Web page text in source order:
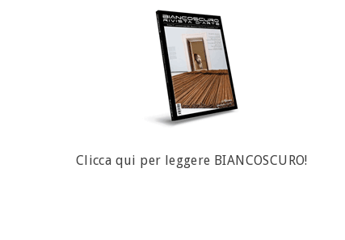
Clicca qui per leggere BIANCOSCURO!